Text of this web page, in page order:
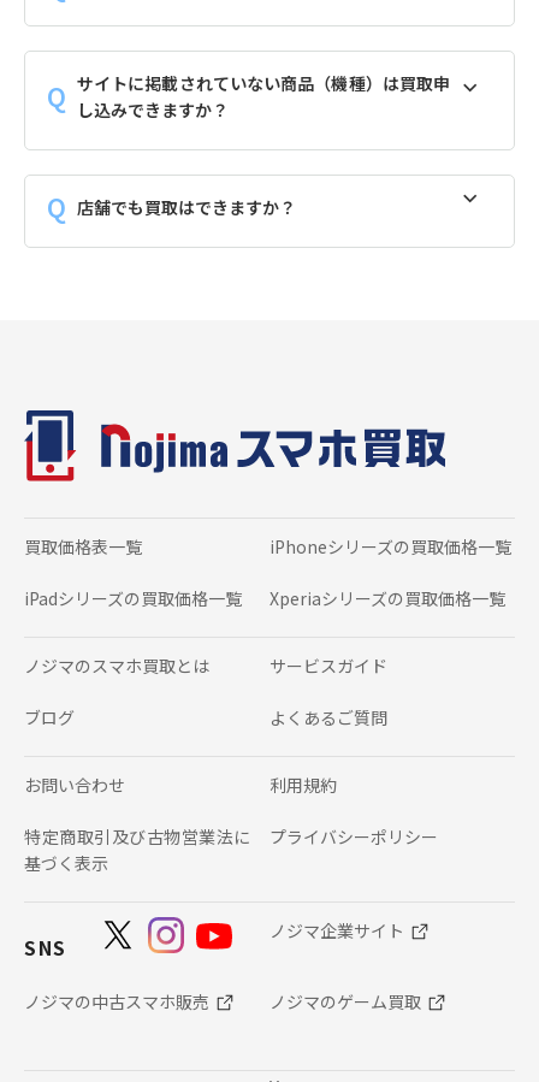
サイトに掲載されていない商品（機種）は買取申
し込みできますか？
店舗でも買取はできますか？
買取価格表一覧 iPhoneシリーズの 買取価格一覧
iPadシリーズの 買取価格一覧 Xperiaシリーズの 買取価格一覧
ノジマのスマホ買取とは サービスガイド
ブログ よくあるご質問
お問い合わせ 利用規約
特定商取引及び古物営業法に
基づく表示
プライバシーポリシー
SNS
ノジマ企業サイト
ノジマの中古スマホ販売 ノジマのゲーム買取